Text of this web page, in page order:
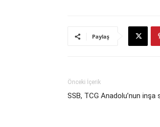
Paylaş
Önceki İçerik
SSB, TCG Anadolu’nun inşa